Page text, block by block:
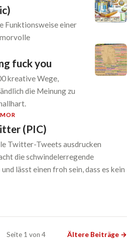
Funktionsweise einer
fuck you
kreative Wege,
die Meinung zu
(PIC)
Twitter-Tweets ausdrucken
die schwindelerregende
lässt einen froh sein, dass es kein
Seite 1 von 4 Ältere Beiträge →